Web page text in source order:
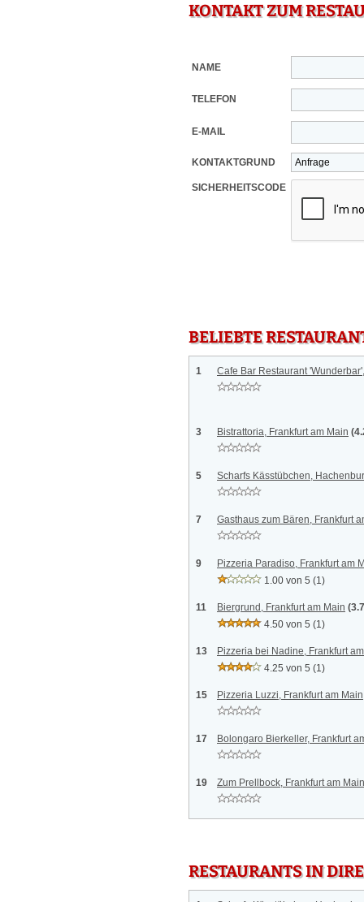
KONTAKT ZUM
NAME
TELEFON
E-MAIL
KONTAKTGRUND
SICHERHEITSCODE
BELIEBTE
1 Cafe Bar Restaurant
3 Bistrattoria, Frankfurt am Main
5 Scharfs Kässtübchen,
7 Gasthaus zum Bären, Frankfurt
9
Pizzeria Paradiso, Frankfurt am
1.00 von 5 (1)
11 Biergrund, Frankfurt am Main
4.50 von 5 (1)
13
Pizzeria bei Nadine, Frankfurt
4.25 von 5 (1)
15 Pizzeria Luzzi, Frankfurt am Main
17 Bolongaro Bierkeller, Frankfurt
19 Zum Prellbock, Frankfurt am Main
RESTAURANTS IN